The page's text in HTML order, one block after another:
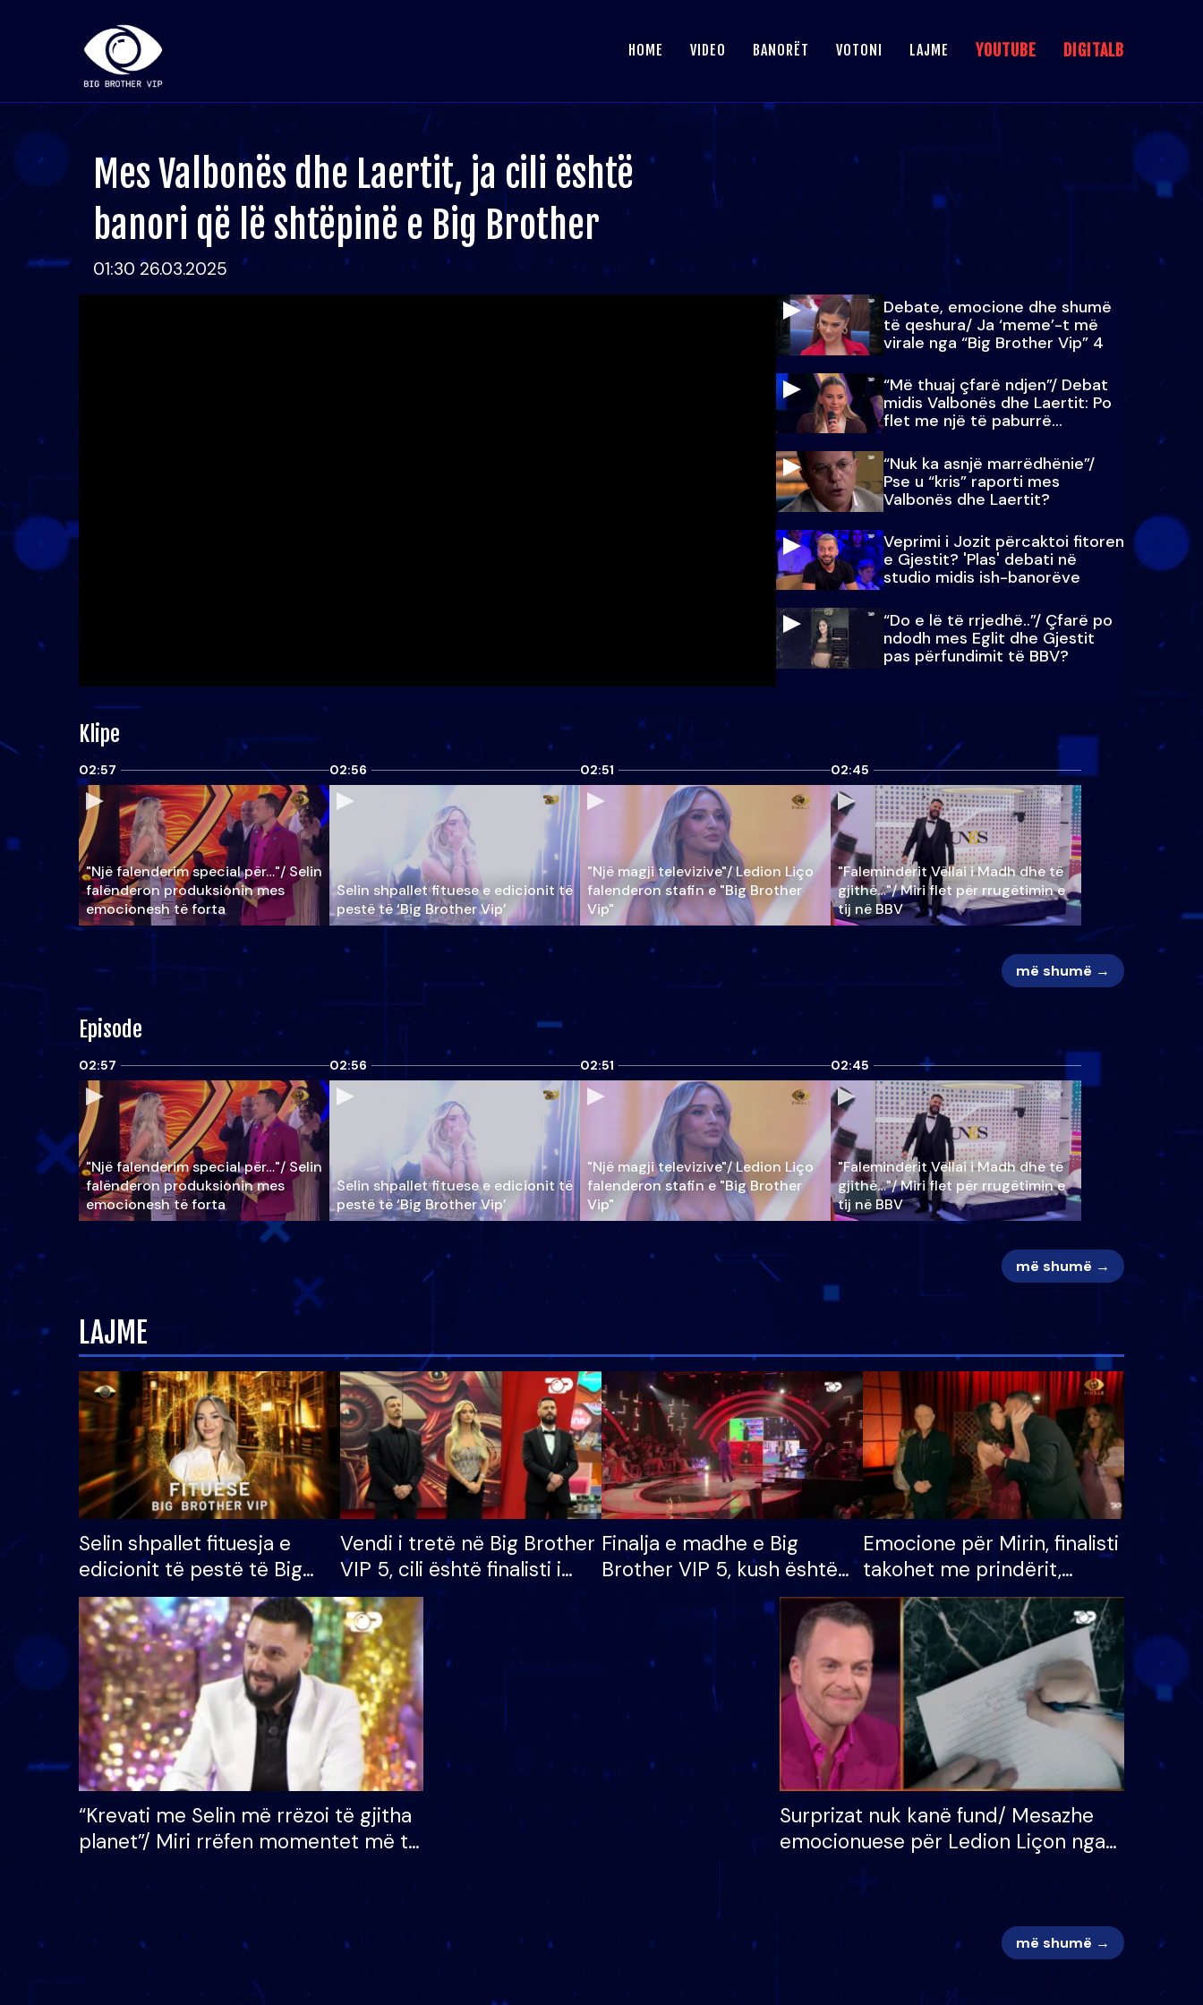
HOME VIDEO BANORËT VOTONI LAJME YOUTUBE DIGITALB
Mes Valbonës dhe Laertit, ja cili është
banori që lë shtëpinë e Big Brother
01:30 26.03.2025
Debate, emocione dhe shumë
të qeshura/ Ja ‘meme’-t më
virale nga “Big Brother Vip” 4
“Më thuaj çfarë ndjen”/ Debat
midis Valbonës dhe Laertit: Po
flet me një të paburrë...
“Nuk ka asnjë marrëdhënie”/
Pse u “kris” raporti mes
Valbonës dhe Laertit?
Veprimi i Jozit përcaktoi fitoren
e Gjestit? 'Plas' debati në
studio midis ish-banorëve
“Do e lë të rrjedhë..”/ Çfarë po
ndodh mes Eglit dhe Gjestit
pas përfundimit të BBV?
Klipe
02:57
"Një falenderim special për…"/ Selin
falënderon produksionin mes
emocionesh të forta
02:56
Selin shpallet fituese e edicionit të
pestë të ‘Big Brother Vip’
02:51
"Një magji televizive"/ Ledion Liço
falenderon stafin e "Big Brother
Vip"
02:45
"Faleminderit Vëllai i Madh dhe të
gjithë…"/ Miri flet për rrugëtimin e
tij në BBV
më shumë →
Episode
02:57
"Një falenderim special për…"/ Selin
falënderon produksionin mes
emocionesh të forta
02:56
Selin shpallet fituese e edicionit të
pestë të ‘Big Brother Vip’
02:51
"Një magji televizive"/ Ledion Liço
falenderon stafin e "Big Brother
Vip"
02:45
"Faleminderit Vëllai i Madh dhe të
gjithë…"/ Miri flet për rrugëtimin e
tij në BBV
më shumë →
LAJME
Selin shpallet fituesja e
edicionit të pestë të Big
Brother VIP, rrëmben
çmimin e madh prej 100
mijë eurosh
Vendi i tretë në Big Brother
VIP 5, cili është finalisti i
radhës që lë shtëpinë
Finalja e madhe e Big
Brother VIP 5, kush është
banori i parë që lë shtëpinë
dhe humb mundësinë për
të fituar çmimin e madh
Emocione për Mirin, finalisti
takohet me prindërit,
vajzën dhe bashkëshorten:
S’kemi ndonjë letër divorci
apo jo?
“Krevati me Selin më rrëzoi të gjitha
planet”/ Miri rrëfen momentet më të
mungojë zilja e mëngjesit kur…
Surprizat nuk kanë fund/ Mesazhe
emocionuese për Ledion Liçon nga
më shumë →